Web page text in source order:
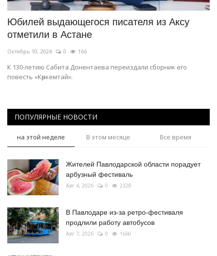
Юбилей выдающегося писателя из Аксу
отметили в Астане
Октябрь 10, 2024 0 166
К 130-летию Сабита Донентаева переиздали сборник его
повесть «Көркемтай».
ПОПУЛЯРНЫЕ НОВОСТИ
на этой неделе В этом месяце Все время
Жителей Павлодарской области порадует
арбузный фестиваль
Авг 4, 2026 0 2328
В Павлодаре из-за ретро-фестиваля
продлили работу автобусов
Авг 7, 2026 0 1660